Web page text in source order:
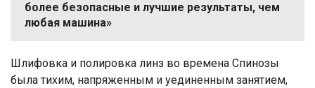
более безопасные и лучшие результаты, чем
любая машина»
Шлифовка и полировка линз во времена Спинозы
была тихим, напряженным и уединенным занятием,